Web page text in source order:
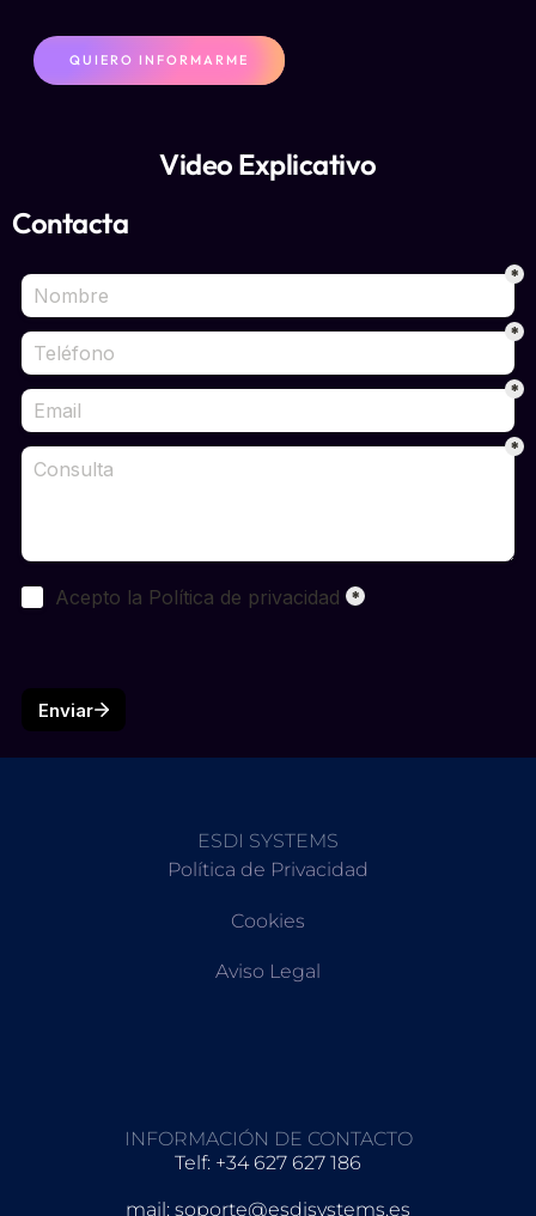
QUIERO INFORMARME
Video Explicativo
Contacta
ESDI SYSTEMS
Política de Privacidad
Cookies
Aviso Legal
INFORMACIÓN DE CONTACTO
Telf: +34 627 627 186
mail: soporte@esdisystems.es